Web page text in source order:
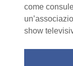
come
show